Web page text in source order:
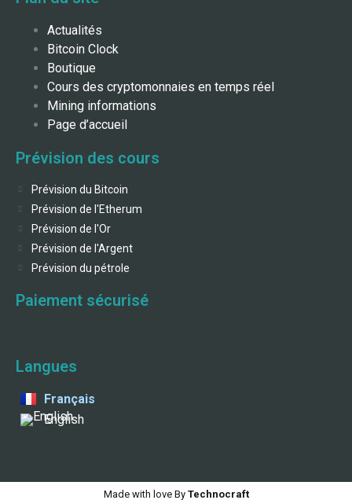
Actualités
Bitcoin Clock
Boutique
Cours des cryptomonnaies en temps réel
Mining informations
Page d’accueil
Prévision des cours
Prévision du Bitcoin
Prévision de l'Etherum
Prévision de l'Or
Prévision de l'Argent
Prévision du pétrole
Paiement sécurisé
Langues
Français
English
Made with love ByTechnocraft